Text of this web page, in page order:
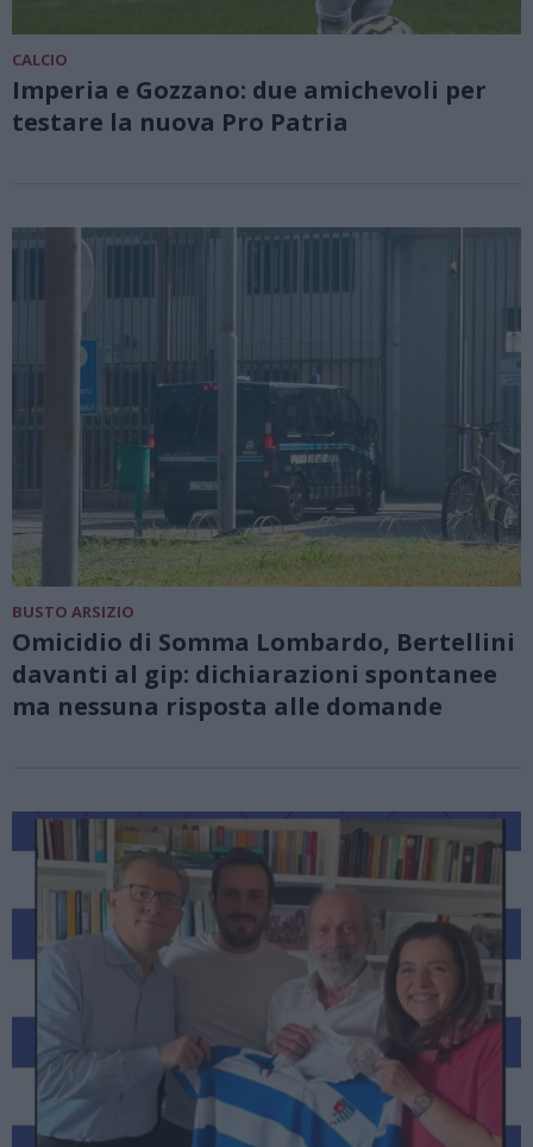
CALCIO
Imperia e Gozzano: due amichevoli per
testare la nuova Pro Patria
BUSTO ARSIZIO
Omicidio di Somma Lombardo, Bertellini
davanti al gip: dichiarazioni spontanee
ma nessuna risposta alle domande